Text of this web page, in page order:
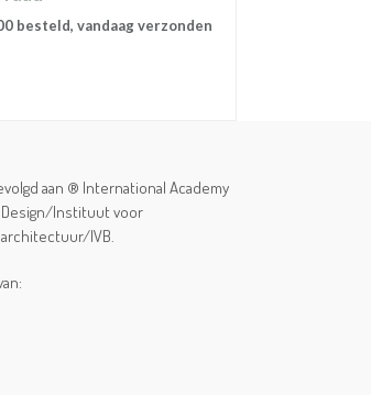
besteld, vandaag verzonden
aan ® International Academy
Instituut voor
IVB.